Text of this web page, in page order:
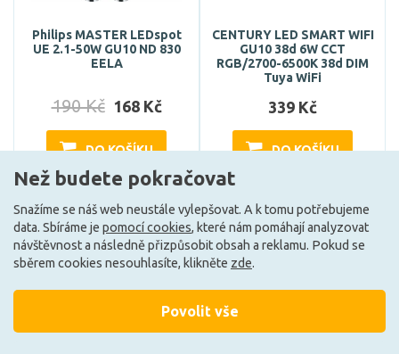
Philips MASTER LEDspot
UE 2.1-50W GU10 ND 830
EELA
190 Kč 168 Kč
DO KOŠÍKU
Skladem e-shop (4 ks)
CENTURY LED SMART WIFI
GU10 38d 6W CCT
RGB/2700-6500K 38d DIM
Tuya WiFi
339 Kč
DO KOŠÍKU
Může být u Vás 17. 9.
G A
Než budete pokračovat
Snažíme se náš web neustále vylepšovat. A k tomu potřebujeme
data. Sbíráme je pomocí cookies, které nám pomáhají analyzovat
návštěvnost a následně přizpůsobit obsah a reklamu. Pokud se
sběrem cookies nesouhlasíte, klikněte zde.
Povolit vše